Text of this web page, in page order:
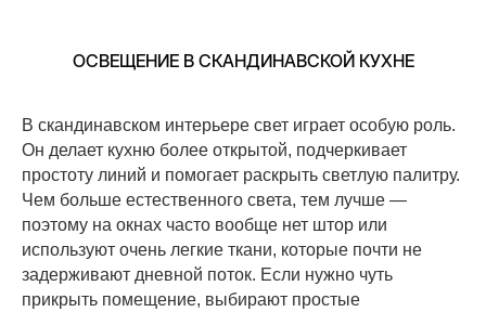
ОСВЕЩЕНИЕ В СКАНДИНАВСКОЙ КУХНЕ
В скандинавском интерьере свет играет особую роль.
Он делает кухню более открытой, подчеркивает
простоту линий и помогает раскрыть светлую палитру.
Чем больше естественного света, тем лучше —
поэтому на окнах часто вообще нет штор или
используют очень легкие ткани, которые почти не
задерживают дневной поток. Если нужно чуть
прикрыть помещение, выбирают простые